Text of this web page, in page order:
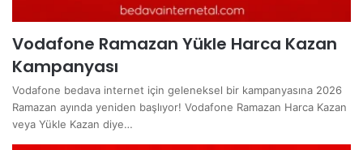
Vodafone Ramazan Yükle Harca Kazan
Kampanyası
Vodafone bedava internet için geleneksel bir kampanyasına 2026
Ramazan ayında yeniden başlıyor! Vodafone Ramazan Harca Kazan
veya Yükle Kazan diye…